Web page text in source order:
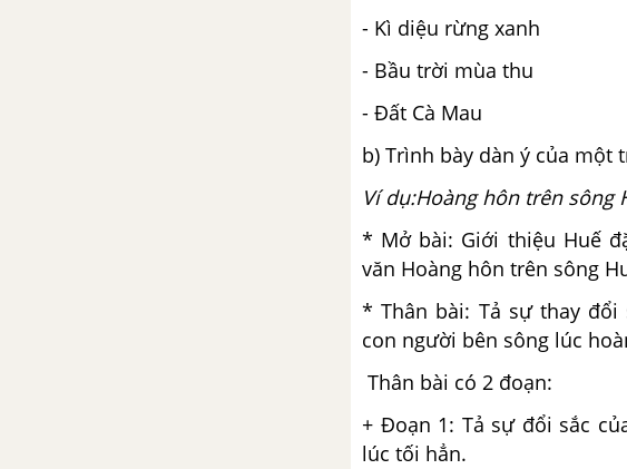
- Kì diệu rừng xanh
- Bầu trời mùa thu
- Đất Cà Mau
b) Trình bày dàn ý của một
Ví dụ:Hoàng hôn trên sông
* Mở bài: Giới thiệu Huế
văn Hoàng hôn trên sông
* Thân bài: Tả sự thay đổi
con người bên sông lúc
Thân bài có 2 đoạn:
+ Đoạn 1: Tả sự đổi sắc
lúc tối hẳn.